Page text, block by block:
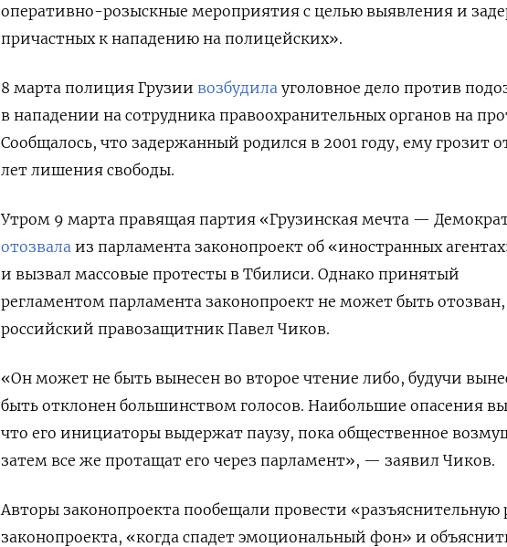
оперативно-розыскные мероприятия с целью выявления и
причастных к нападению на полицейских».
8 марта полиция Грузии возбудила уголовное дело против
в нападении на сотрудника правоохранительных органов на
Сообщалось, что задержанный родился в 2001 году, ему грозит
лет лишения свободы.
Утром 9 марта правящая партия «Грузинская мечта —
отозвала из парламента законопроект об «иностранных
и вызвал массовые протесты в Тбилиси. Однако принятый
регламентом парламента законопроект не может быть отозван,
российский правозащитник Павел Чиков.
«Он может не быть вынесен во второе чтение либо, будучи
быть отклонен большинством голосов. Наибольшие опасения
что его инициаторы выдержат паузу, пока общественное
затем все же протащат его через парламент», — заявил Чиков.
Авторы законопроекта пообещали провести «разъяснительную
законопроекта, «когда спадет эмоциональный фон» и